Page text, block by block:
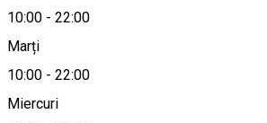
10:00 - 22:00
Marți
10:00 - 22:00
Miercuri
Hartă